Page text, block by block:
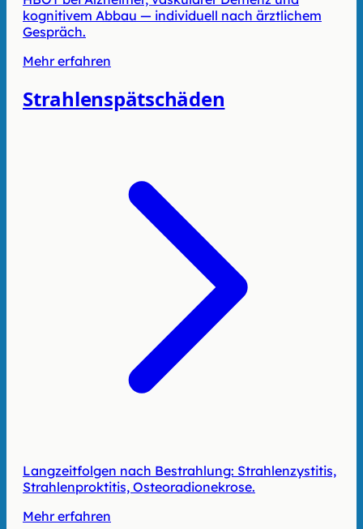
kognitivem Abbau — individuell nach ärztlichem
Gespräch.
Mehr erfahren
Strahlenspätschäden
Langzeitfolgen nach Bestrahlung: Strahlenzystitis,
Strahlenproktitis, Osteoradionekrose.
Mehr erfahren